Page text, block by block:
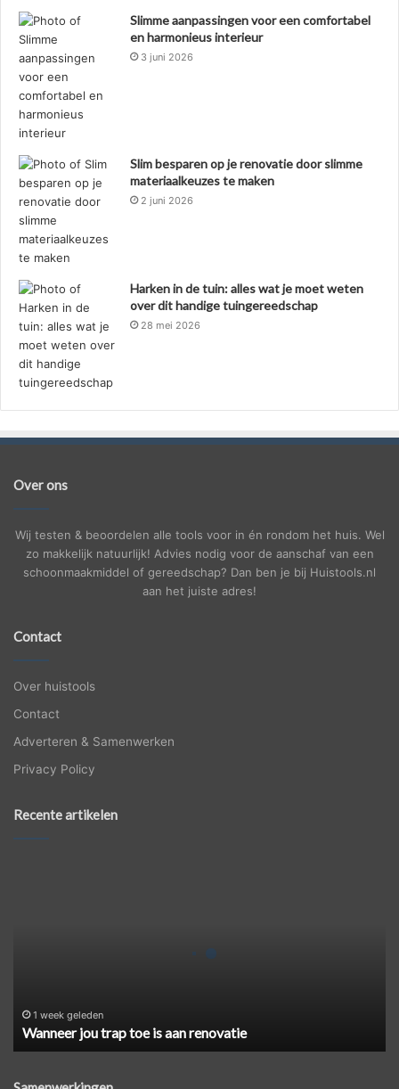
Slimme aanpassingen voor een comfortabel
en harmonieus interieur
3 juni 2026
Slim besparen op je renovatie door slimme
materiaalkeuzes te maken
2 juni 2026
Harken in de tuin: alles wat je moet weten
over dit handige tuingereedschap
28 mei 2026
Over ons
Wij testen & beoordelen alle tools voor in én rondom het huis. Wel
zo makkelijk natuurlijk! Advies nodig voor de aanschaf van een
schoonmaakmiddel of gereedschap? Dan ben je bij Huistools.nl
aan het juiste adres!
Contact
Over huistools
Contact
Adverteren & Samenwerken
Privacy Policy
Recente artikelen
1 week geleden
Wanneer jou trap toe is aan renovatie